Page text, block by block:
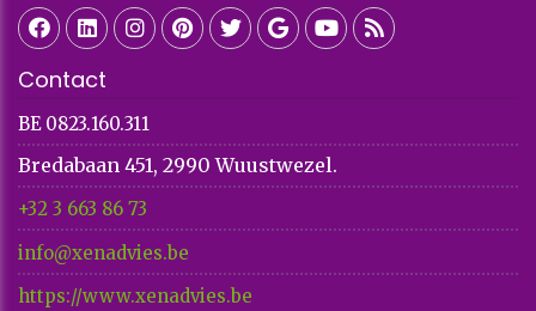
Contact
BE 0823.160.311
Bredabaan 451, 2990 Wuustwezel.
+32 3 663 86 73​​​​​​​
info@xenadvies.be
https://www.xenadvies.be